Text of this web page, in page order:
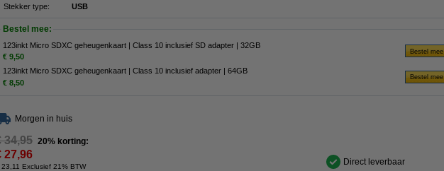
Stekker type:
USB
Bestel mee:
123inkt Micro SDXC geheugenkaart | Class 10 inclusief SD adapter | 32GB
€ 9,50
123inkt Micro SDXC geheugenkaart | Class 10 inclusief adapter | 64GB
€ 8,50
Morgen in huis
34,95 20% korting:
27,96
23,11 Exclusief 21% BTW Direct leverbaar